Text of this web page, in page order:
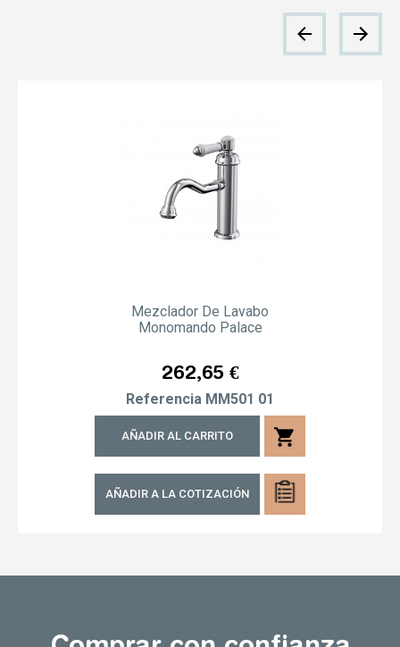
Mezclador De Lavabo
Monomando Palace
Precio
262,65 €
Referencia MM501 01
AÑADIR AL CARRITO shopping_cart
AÑADIR A LA COTIZACIÓN